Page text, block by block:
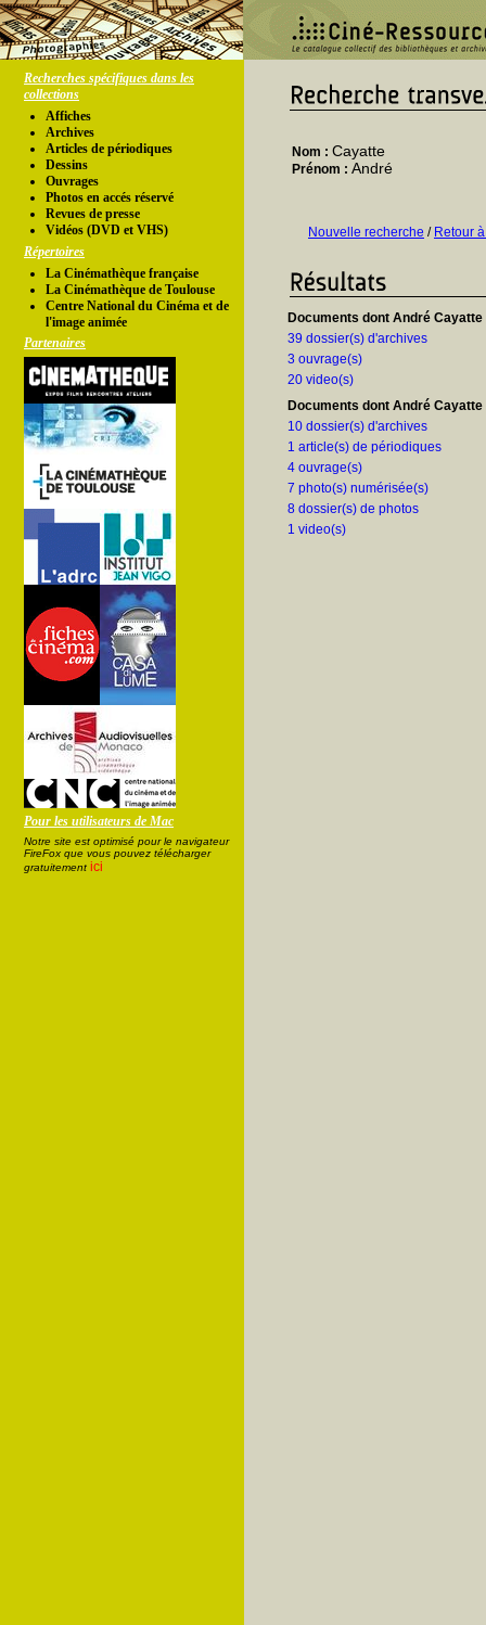
Recherches spécifiques dans les
collections
Affiches
Archives
Articles de périodiques
Dessins
Ouvrages
Photos en accés réservé
Revues de presse
Vidéos (DVD et VHS)
Répertoires
La Cinémathèque française
La Cinémathèque de Toulouse
Centre National du Cinéma et de
l'image animée
Partenaires
Pour les utilisateurs de Mac
Notre site est optimisé pour le navigateur
FireFox que vous pouvez télécharger
gratuitement ici
Nom : Cayatte
Prénom : André
Nouvelle recherche / Retour
Documents dont André
39 dossier(s) d'archives
3 ouvrage(s)
20 video(s)
Documents dont André
10 dossier(s) d'archives
1 article(s) de périodiques
4 ouvrage(s)
7 photo(s) numérisée(s)
8 dossier(s) de photos
1 video(s)